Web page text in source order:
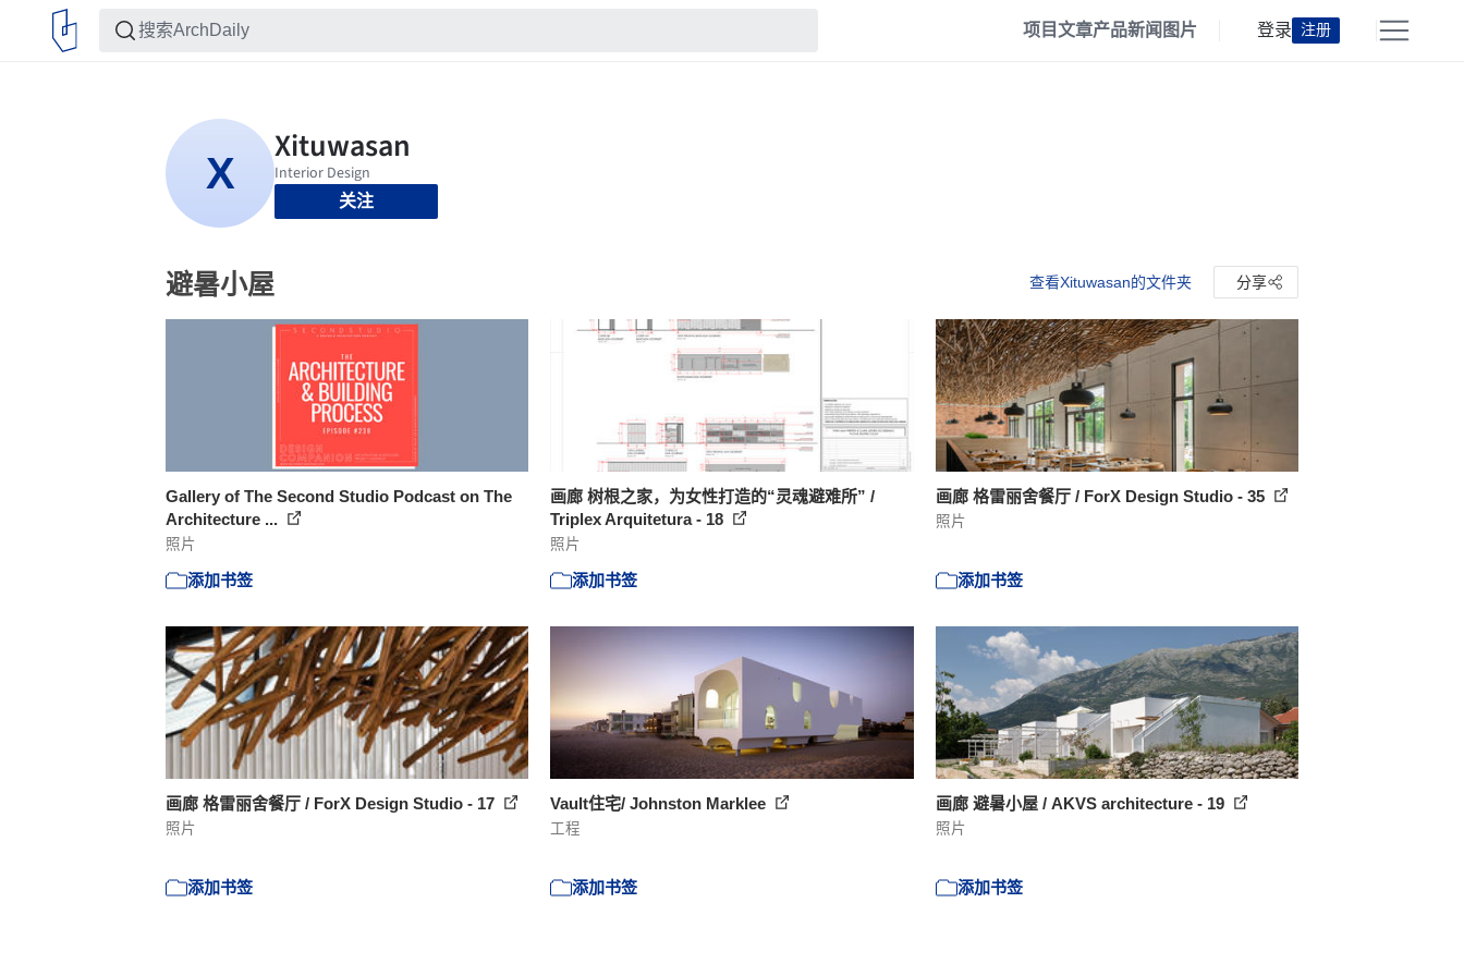
项目文章产品新闻 图片 登录 注册
关注
避暑小屋 查看Xituwasan的文件夹 分享
Gallery of The Second Studio Podcast on The
Architecture ...
照片
添加书签
画廊 树根之家，为女性打造的“灵魂避难所” /
Triplex Arquitetura - 18
照片
添加书签
画廊 格雷丽舍餐厅 / ForX Design Studio - 35
照片
添加书签
画廊 格雷丽舍餐厅 / ForX Design Studio - 17
照片
添加书签
Vault住宅/ Johnston Marklee
工程
添加书签
画廊 避暑小屋 / AKVS architecture - 19
照片
添加书签